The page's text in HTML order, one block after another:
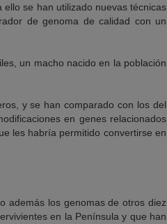
se han utilizado nuevas técnicas
de genoma de calidad con un
un macho nacido en la población
y se han comparado con los del
en genes relacionados
les habría permitido convertirse en
además los genomas de otros diez
en la Península y que han